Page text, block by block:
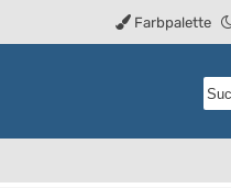
Farbpalette